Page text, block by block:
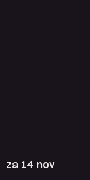
za 14 nov